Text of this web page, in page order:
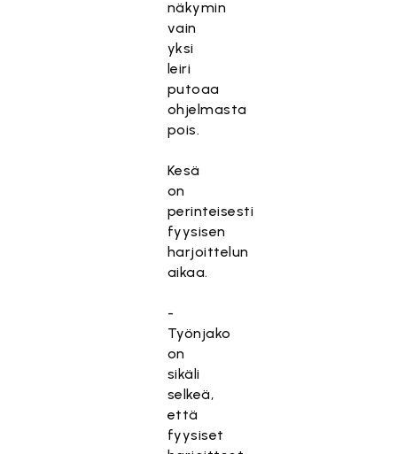
näkymin
vain
yksi
leiri
putoaa
ohjelmasta
pois.
Kesä
on
perinteisesti
fyysisen
harjoittelun
aikaa.
-
Työnjako
on
sikäli
selkeä,
että
fyysiset